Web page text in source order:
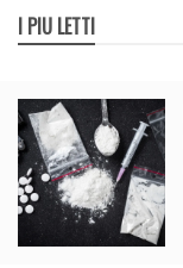
I PIÙ LETTI